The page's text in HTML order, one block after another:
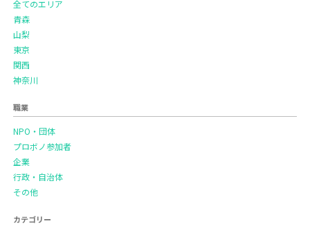
全てのエリア
青森
山梨
東京
関西
神奈川
職業
NPO・団体
プロボノ参加者
企業
行政・自治体
その他
カテゴリー